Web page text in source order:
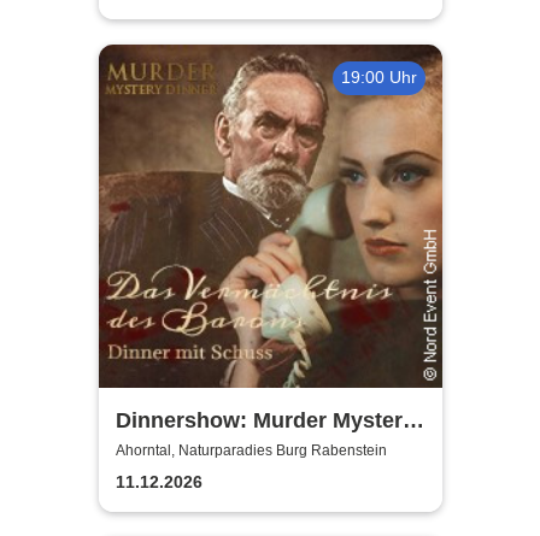
19:00 Uhr
Dinnershow: Murder Mystery
Dinner
Ahorntal, Naturparadies Burg Rabenstein
11.12.2026